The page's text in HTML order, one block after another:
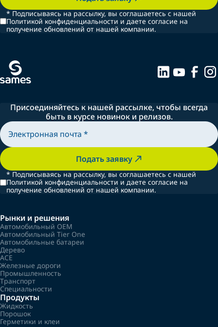
* Подписываясь на рассылку, вы соглашаетесь с нашей
Политикой конфиденциальности и даете согласие на
получение обновлений от нашей компании.
Присоединяйтесь к нашей рассылке, чтобы всегда
быть в курсе новинок и релизов.
Подать заявку
* Подписываясь на рассылку, вы соглашаетесь с нашей
Политикой конфиденциальности и даете согласие на
получение обновлений от нашей компании.
Рынки и решения
Автомобильный OEM
Автомобильный Tier One
Автомобильные батареи
Дерево
ACE
Железные дороги
Промышленность
Транспорт
Специальности
Продукты
Жидкость
Порошок
Герметики и клеи